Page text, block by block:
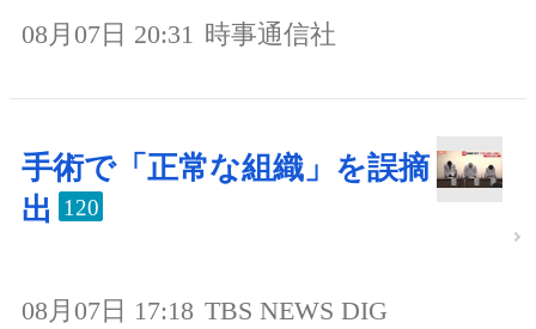
08月07日 20:31 時事通信社
手術で「正常な組織」を誤摘
出
120
08月07日 17:18 TBS NEWS DIG